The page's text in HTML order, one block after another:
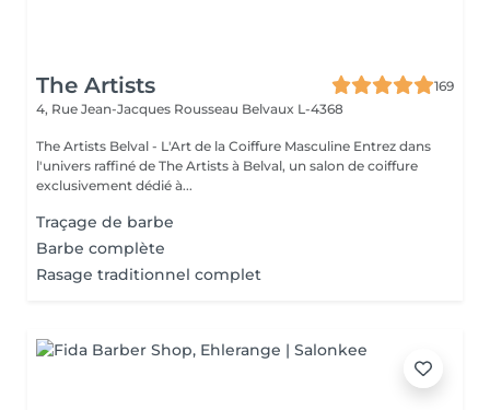
The Artists
169
4, Rue Jean-Jacques Rousseau Belvaux L-4368
The Artists Belval - L'Art de la Coiffure Masculine Entrez dans
l'univers raffiné de The Artists à Belval, un salon de coiffure
exclusivement dédié à...
Traçage de barbe
Barbe complète
Rasage traditionnel complet